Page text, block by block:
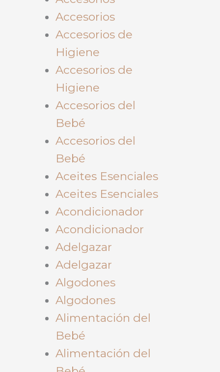
Accesorios
Accesorios de
Higiene
Accesorios de
Higiene
Accesorios del
Bebé
Accesorios del
Bebé
Aceites Esenciales
Aceites Esenciales
Acondicionador
Acondicionador
Adelgazar
Adelgazar
Algodones
Algodones
Alimentación del
Bebé
Alimentación del